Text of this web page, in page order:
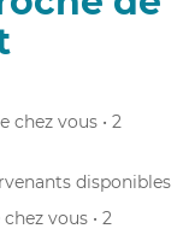
chez vous • 2
disponibles
chez vous • 2